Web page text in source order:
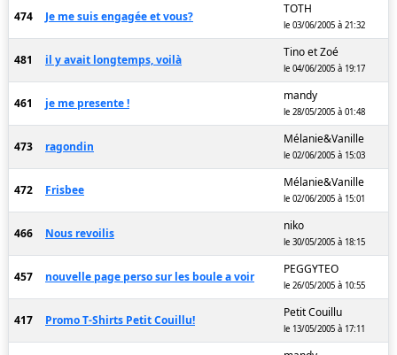
474 Je me suis engagée et vous?
TOTH
le 03/06/2005 à 21:32
481 il y avait longtemps, voilà
Tino et Zoé
le 04/06/2005 à 19:17
461 je me presente !
mandy
le 28/05/2005 à 01:48
473 ragondin
Mélanie&Vanille
le 02/06/2005 à 15:03
472 Frisbee
Mélanie&Vanille
le 02/06/2005 à 15:01
466 Nous revoilis
niko
le 30/05/2005 à 18:15
457 nouvelle page perso sur les boule a voir
PEGGYTEO
le 26/05/2005 à 10:55
417 Promo T-Shirts Petit Couillu!
Petit Couillu
le 13/05/2005 à 17:11